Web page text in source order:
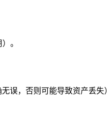
。
误，否则可能导致资产丢失